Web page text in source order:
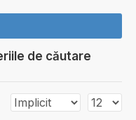
de căutare